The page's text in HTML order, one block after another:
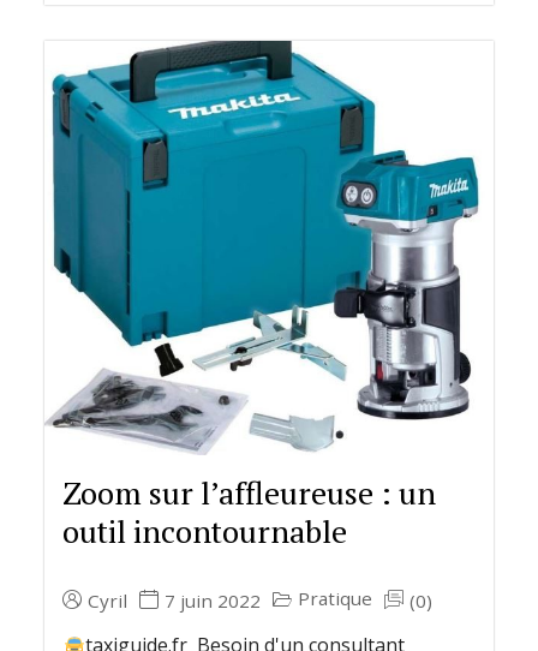
Zoom sur l’affleureuse : un
outil incontournable
Cyril 7 juin 2022 Pratique (0)
taxiguide.fr Besoin d'un consultant